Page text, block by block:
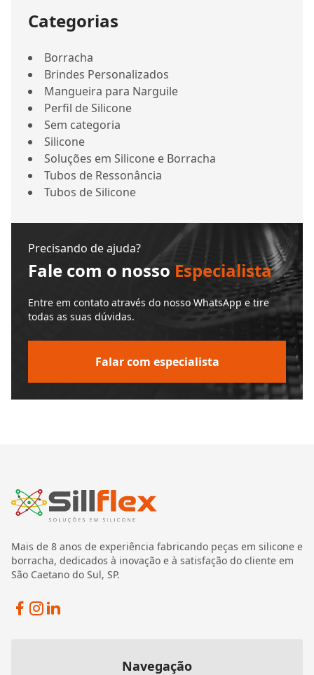
Categorias
Borracha
Brindes Personalizados
Mangueira para Narguile
Perfil de Silicone
Sem categoria
Silicone
Soluções em Silicone e Borracha
Tubos de Ressonância
Tubos de Silicone
Precisando de ajuda?
Fale com o nosso Especialista
Entre em contato através do nosso WhatsApp e tire
todas as suas dúvidas.
Falar com especialista
Mais de 8 anos de experiência fabricando peças em silicone e
borracha, dedicados à inovação e à satisfação do cliente em
São Caetano do Sul, SP.
Facebook
Instagram
Navegação